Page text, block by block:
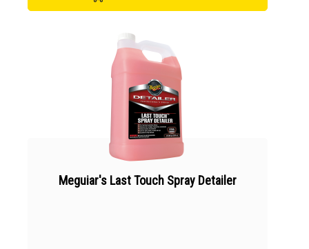
Meguiar's Last Touch Spray Detailer